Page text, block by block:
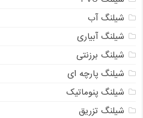
شیلنگ آب
شیلنگ آبیاری
شیلنگ برزنتی
شیلنگ پارچه ای
شیلنگ پنوماتیک
شیلنگ تزریق